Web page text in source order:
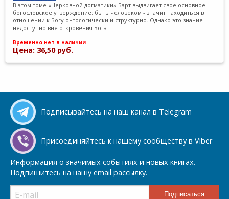
В этом томе «Церковной догматики» Барт выдвигает свое основное
богословское утверждение: быть человеком - значит находиться в
отношении к Богу онтологически и структурно. Однако это знание
недоступно вне откровения Бога
Временно нет в наличии
Цена: 36,50 руб.
Подписывайтесь на наш канал в Telegram
Присоединяйтесь к нашему сообществу в Viber
Информация о значимых событиях и новых книгах.
Подпишитесь на нашу email рассылку.